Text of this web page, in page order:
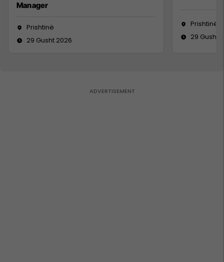
Manager
Prishtinë
29 Gusht 2026
Prishtinë
29 Gusht